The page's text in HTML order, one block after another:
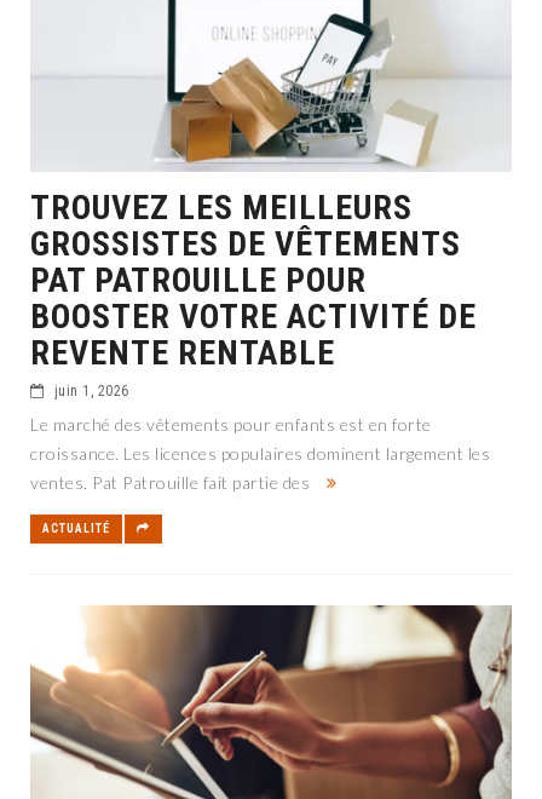
TROUVEZ LES MEILLEURS
GROSSISTES DE VÊTEMENTS
PAT PATROUILLE POUR
BOOSTER VOTRE ACTIVITÉ DE
REVENTE RENTABLE
juin 1, 2026
Le marché des vêtements pour enfants est en forte
croissance. Les licences populaires dominent largement les
ventes. Pat Patrouille fait partie des
ACTUALITÉ